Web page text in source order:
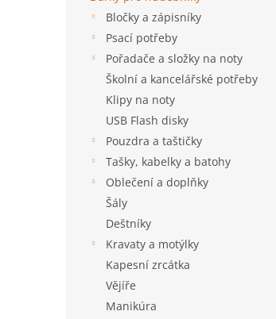
Bločky a zápisníky
Psací potřeby
Pořadače a složky na noty
Školní a kancelářské potřeby
Klipy na noty
USB Flash disky
Pouzdra a taštičky
Tašky, kabelky a batohy
Oblečení a doplňky
Šály
Deštníky
Kravaty a motýlky
Kapesní zrcátka
Vějíře
Manikúra